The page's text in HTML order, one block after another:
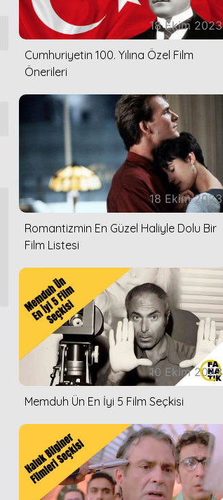
18 Ekim 2023
Cumhuriyetin 100. Yılına Özel Film
Önerileri
18 Ekim 2023
Romantizmin En Güzel Haliyle Dolu Bir
Film Listesi
10 Ekim 2023
Memduh Ün En İyi 5 Film Seçkisi